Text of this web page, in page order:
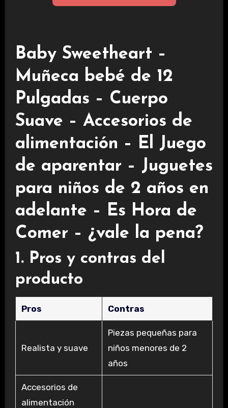
Baby Sweetheart –
Muñeca bebé de 12
Pulgadas – Cuerpo
Suave – Accesorios de
alimentación – El Juego
de aparentar – Juguetes
para niños de 2 años en
adelante – Es Hora de
Comer – ¿vale la pena?
1. Pros y contras del
producto
Pros Contras
Realista y suave
Piezas pequeñas para
niños menores de 2
años
Accesorios de
alimentación